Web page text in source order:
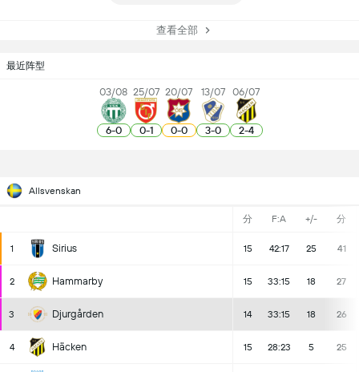
最近阵型
03/08
6-0
25/07
0-1
20/07
0-0
13/07
3-0
06/07
2-4
Allsvenskan
分 F:A +/- 分
1 Sirius 15 42:17 25 41
2 Hammarby 15 33:15 18 27
3 Djurgården 14 33:15 18 26
4 Häcken 15 28:23 5 25
查看全部